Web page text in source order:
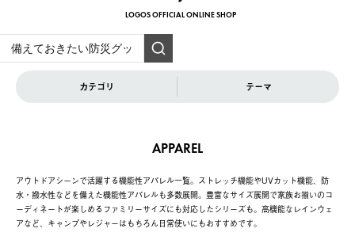
LOGOS OFFICIAL ONLINE SHOP
カテゴリ テーマ
APPAREL
アウトドアシーンで活躍する機能性アパレル一覧。ストレッチ機能やUVカット機能、防
水・撥水性などを備えた機能性アパレルも多数展開。豊富なサイズ展開で家族お揃いのコ
ーディネートが楽しめるファミリーサイズにも対応したシリーズも。高機能なレインウェ
アなど、キャンプやレジャーはもちろん日常使いにもおすすめです。